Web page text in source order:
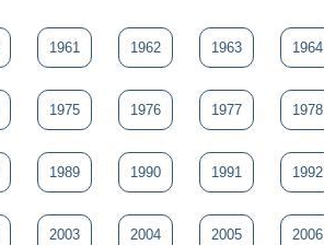
1961 1962 1963 1964
1975 1976 1977 1978
1989 1990 1991 1992
2003 2004 2005 2006